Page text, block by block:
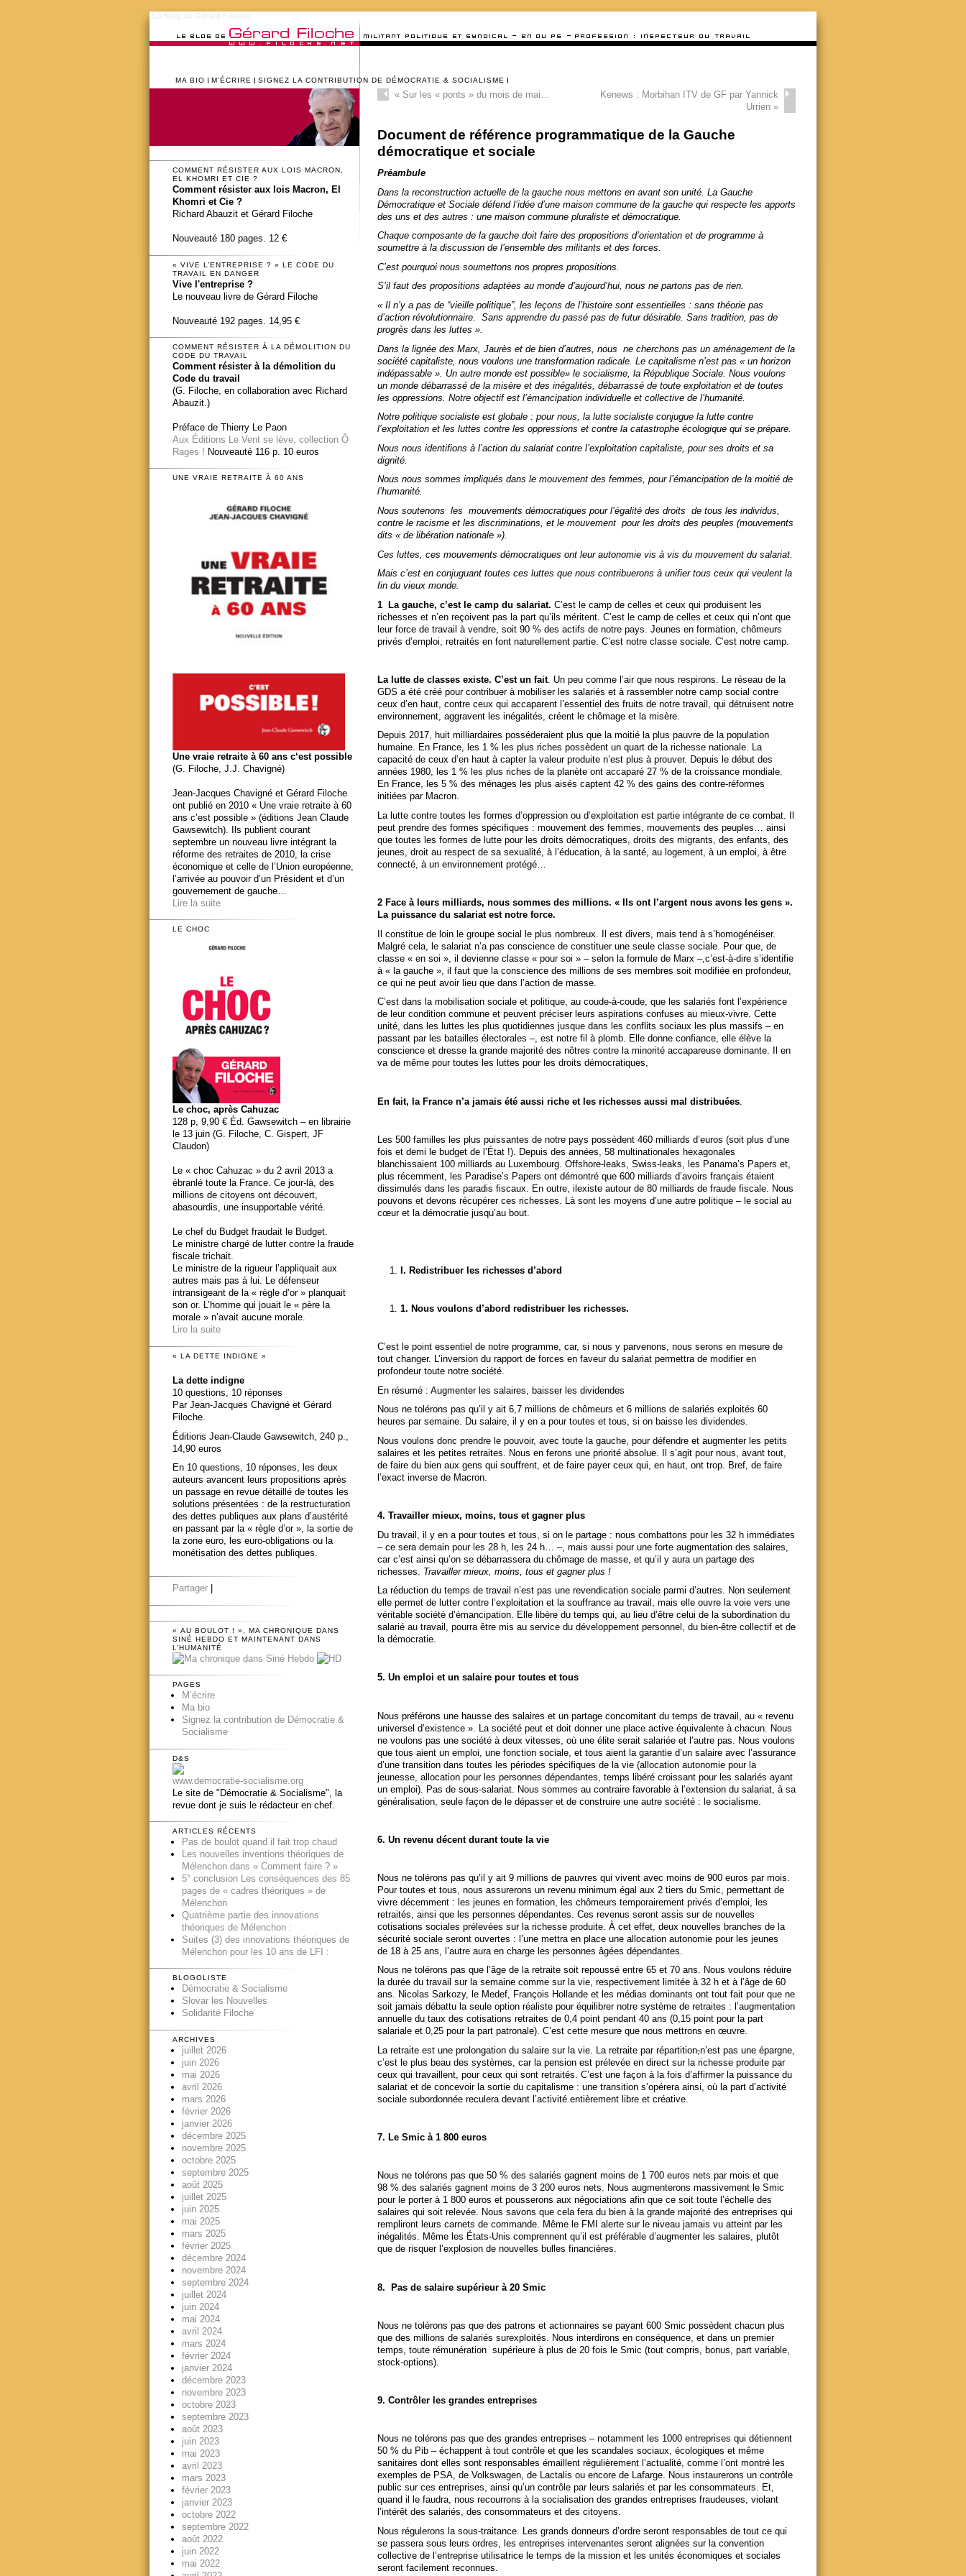
MA BIO M’ÉCRIRE SIGNEZ LA CONTRIBUTION DE DÉMOCRATIE & SOCIALISME
«Sur les « ponts » du mois de mai…
Kenews : Morbihan ITV de GF par Yannick
Urrien»
Document de référence programmatique de la Gauche
démocratique et sociale
Préambule
Dans la reconstruction actuelle de la gauche nous mettons en avant son unité. La Gauche
Démocratique et Sociale défend l’idée d’une maison commune de la gauche qui respecte les apports
des uns et des autres : une maison commune pluraliste et démocratique.
Chaque composante de la gauche doit faire des propositions d’orientation et de programme à
soumettre à la discussion de l’ensemble des militants et des forces.
C’est pourquoi nous soumettons nos propres propositions.
S’il faut des propositions adaptées au monde d’aujourd’hui, nous ne partons pas de rien.
« Il n’y a pas de “vieille politique”, les leçons de l’histoire sont essentielles : sans théorie pas
d’action révolutionnaire. Sans apprendre du passé pas de futur désirable. Sans tradition, pas de
progrès dans les luttes ».
Dans la lignée des Marx, Jaurès et de bien d’autres, nous ne cherchons pas un aménagement de la
société capitaliste, nous voulons une transformation radicale. Le capitalisme n’est pas « un horizon
indépassable ». Un autre monde est possible» le socialisme, la République Sociale. Nous voulons
un monde débarrassé de la misère et des inégalités, débarrassé de toute exploitation et de toutes
les oppressions. Notre objectif est l’émancipation individuelle et collective de l’humanité.
Notre politique socialiste est globale : pour nous, la lutte socialiste conjugue la lutte contre
l’exploitation et les luttes contre les oppressions et contre la catastrophe écologique qui se prépare.
Nous nous identifions à l’action du salariat contre l’exploitation capitaliste, pour ses droits et sa
dignité.
Nous nous sommes impliqués dans le mouvement des femmes, pour l’émancipation de la moitié de
l’humanité.
Nous soutenons les mouvements démocratiques pour l’égalité des droits de tous les individus,
contre le racisme et les discriminations, et le mouvement pour les droits des peuples (mouvements
dits « de libération nationale »).
Ces luttes, ces mouvements démocratiques ont leur autonomie vis à vis du mouvement du salariat.
Mais c’est en conjuguant toutes ces luttes que nous contribuerons à unifier tous ceux qui veulent la
fin du vieux monde.
1 La gauche, c’est le camp du salariat. C’est le camp de celles et ceux qui produisent les
richesses et n’en reçoivent pas la part qu’ils méritent. C’est le camp de celles et ceux qui n’ont que
leur force de travail à vendre, soit 90 % des actifs de notre pays. Jeunes en formation, chômeurs
privés d’emploi, retraités en font naturellement partie. C’est notre classe sociale. C’est notre camp.
La lutte de classes existe. C’est un fait. Un peu comme l’air que nous respirons. Le réseau de la
GDS a été créé pour contribuer à mobiliser les salariés et à rassembler notre camp social contre
ceux d’en haut, contre ceux qui accaparent l’essentiel des fruits de notre travail, qui détruisent notre
environnement, aggravent les inégalités, créent le chômage et la misère.
Depuis 2017, huit milliardaires posséderaient plus que la moitié la plus pauvre de la population
humaine. En France, les 1 % les plus riches possèdent un quart de la richesse nationale. La
capacité de ceux d’en haut à capter la valeur produite n’est plus à prouver. Depuis le début des
années 1980, les 1 % les plus riches de la planète ont accaparé 27 % de la croissance mondiale.
En France, les 5 % des ménages les plus aisés captent 42 % des gains des contre-réformes
initiées par Macron.
La lutte contre toutes les formes d’oppression ou d’exploitation est partie intégrante de ce combat. Il
peut prendre des formes spécifiques : mouvement des femmes, mouvements des peuples… ainsi
que toutes les formes de lutte pour les droits démocratiques, droits des migrants, des enfants, des
jeunes, droit au respect de sa sexualité, à l’éducation, à la santé, au logement, à un emploi, à être
connecté, à un environnement protégé…
2 Face à leurs milliards, nous sommes des millions. « Ils ont l’argent nous avons les gens ».
La puissance du salariat est notre force.
Il constitue de loin le groupe social le plus nombreux. Il est divers, mais tend à s’homogénéiser.
Malgré cela, le salariat n’a pas conscience de constituer une seule classe sociale. Pour que, de
classe « en soi », il devienne classe « pour soi » – selon la formule de Marx –,c’est-à-dire s’identifie
à « la gauche », il faut que la conscience des millions de ses membres soit modifiée en profondeur,
ce qui ne peut avoir lieu que dans l’action de masse.
C’est dans la mobilisation sociale et politique, au coude-à-coude, que les salariés font l’expérience
de leur condition commune et peuvent préciser leurs aspirations confuses au mieux-vivre. Cette
unité, dans les luttes les plus quotidiennes jusque dans les conflits sociaux les plus massifs – en
passant par les batailles électorales –, est notre fil à plomb. Elle donne confiance, elle élève la
conscience et dresse la grande majorité des nôtres contre la minorité accapareuse dominante. Il en
va de même pour toutes les luttes pour les droits démocratiques,
En fait, la France n’a jamais été aussi riche et les richesses aussi mal distribuées.
Les 500 familles les plus puissantes de notre pays possèdent 460 milliards d’euros (soit plus d’une
fois et demi le budget de l’État !). Depuis des années, 58 multinationales hexagonales
blanchissaient 100 milliards au Luxembourg. Offshore-leaks, Swiss-leaks, les Panama’s Papers et,
plus récemment, les Paradise’s Papers ont démontré que 600 milliards d’avoirs français étaient
dissimulés dans les paradis fiscaux. En outre, ilexiste autour de 80 milliards de fraude fiscale. Nous
pouvons et devons récupérer ces richesses. Là sont les moyens d’une autre politique – le social au
cœur et la démocratie jusqu’au bout.
I. Redistribuer les richesses d’abord
1. Nous voulons d’abord redistribuer les richesses.
C’est le point essentiel de notre programme, car, si nous y parvenons, nous serons en mesure de
tout changer. L’inversion du rapport de forces en faveur du salariat permettra de modifier en
profondeur toute notre société.
En résumé : Augmenter les salaires, baisser les dividendes
Nous ne tolérons pas qu’il y ait 6,7 millions de chômeurs et 6 millions de salariés exploités 60
heures par semaine. Du salaire, il y en a pour toutes et tous, si on baisse les dividendes.
Nous voulons donc prendre le pouvoir, avec toute la gauche, pour défendre et augmenter les petits
salaires et les petites retraites. Nous en ferons une priorité absolue. Il s’agit pour nous, avant tout,
de faire du bien aux gens qui souffrent, et de faire payer ceux qui, en haut, ont trop. Bref, de faire
l’exact inverse de Macron.
4. Travailler mieux, moins, tous et gagner plus
Du travail, il y en a pour toutes et tous, si on le partage : nous combattons pour les 32 h immédiates
– ce sera demain pour les 28 h, les 24 h… –, mais aussi pour une forte augmentation des salaires,
car c’est ainsi qu’on se débarrassera du chômage de masse, et qu’il y aura un partage des
richesses. Travailler mieux, moins, tous et gagner plus !
La réduction du temps de travail n’est pas une revendication sociale parmi d’autres. Non seulement
elle permet de lutter contre l’exploitation et la souffrance au travail, mais elle ouvre la voie vers une
véritable société d’émancipation. Elle libère du temps qui, au lieu d’être celui de la subordination du
salarié au travail, pourra être mis au service du développement personnel, du bien-être collectif et de
la démocratie.
5. Un emploi et un salaire pour toutes et tous
Nous préférons une hausse des salaires et un partage concomitant du temps de travail, au « revenu
universel d’existence ». La société peut et doit donner une place active équivalente à chacun. Nous
ne voulons pas une société à deux vitesses, où une élite serait salariée et l’autre pas. Nous voulons
que tous aient un emploi, une fonction sociale, et tous aient la garantie d’un salaire avec l’assurance
d’une transition dans toutes les périodes spécifiques de la vie (allocation autonomie pour la
jeunesse, allocation pour les personnes dépendantes, temps libéré croissant pour les salariés ayant
un emploi). Pas de sous-salariat. Nous sommes au contraire favorable à l’extension du salariat, à sa
généralisation, seule façon de le dépasser et de construire une autre société : le socialisme.
6. Un revenu décent durant toute la vie
Nous ne tolérons pas qu’il y ait 9 millions de pauvres qui vivent avec moins de 900 euros par mois.
Pour toutes et tous, nous assurerons un revenu minimum égal aux 2 tiers du Smic, permettant de
vivre décemment : les jeunes en formation, les chômeurs temporairement privés d’emploi, les
retraités, ainsi que les personnes dépendantes. Ces revenus seront assis sur de nouvelles
cotisations sociales prélevées sur la richesse produite. À cet effet, deux nouvelles branches de la
sécurité sociale seront ouvertes : l’une mettra en place une allocation autonomie pour les jeunes
de 18 à 25 ans, l’autre aura en charge les personnes âgées dépendantes.
Nous ne tolérons pas que l’âge de la retraite soit repoussé entre 65 et 70 ans. Nous voulons réduire
la durée du travail sur la semaine comme sur la vie, respectivement limitée à 32 h et à l’âge de 60
ans. Nicolas Sarkozy, le Medef, François Hollande et les médias dominants ont tout fait pour que ne
soit jamais débattu la seule option réaliste pour équilibrer notre système de retraites : l’augmentation
annuelle du taux des cotisations retraites de 0,4 point pendant 40 ans (0,15 point pour la part
salariale et 0,25 pour la part patronale). C’est cette mesure que nous mettrons en œuvre.
La retraite est une prolongation du salaire sur la vie. La retraite par répartition,n’est pas une épargne,
c’est le plus beau des systèmes, car la pension est prélevée en direct sur la richesse produite par
ceux qui travaillent, pour ceux qui sont retraités. C’est une façon à la fois d’affirmer la puissance du
salariat et de concevoir la sortie du capitalisme : une transition s’opérera ainsi, où la part d’activité
sociale subordonnée reculera devant l’activité entièrement libre et créative.
7. Le Smic à 1 800 euros
Nous ne tolérons pas que 50 % des salariés gagnent moins de 1 700 euros nets par mois et que
98 % des salariés gagnent moins de 3 200 euros nets. Nous augmenterons massivement le Smic
pour le porter à 1 800 euros et pousserons aux négociations afin que ce soit toute l’échelle des
salaires qui soit relevée. Nous savons que cela fera du bien à la grande majorité des entreprises qui
rempliront leurs carnets de commande. Même le FMI alerte sur le niveau jamais vu atteint par les
inégalités. Même les États-Unis comprennent qu’il est préférable d’augmenter les salaires, plutôt
que de risquer l’explosion de nouvelles bulles financières.
8. Pas de salaire supérieur à 20 Smic
Nous ne tolérons pas que des patrons et actionnaires se payant 600 Smic possèdent chacun plus
que des millions de salariés surexploités. Nous interdirons en conséquence, et dans un premier
temps, toute rémunération supérieure à plus de 20 fois le Smic (tout compris, bonus, part variable,
stock-options).
9. Contrôler les grandes entreprises
Nous ne tolérons pas que des grandes entreprises – notamment les 1000 entreprises qui détiennent
50 % du Pib – échappent à tout contrôle et que les scandales sociaux, écologiques et même
sanitaires dont elles sont responsables émaillent régulièrement l’actualité, comme l’ont montré les
exemples de PSA, de Volkswagen, de Lactalis ou encore de Lafarge. Nous instaurerons un contrôle
public sur ces entreprises, ainsi qu’un contrôle par leurs salariés et par les consommateurs. Et,
quand il le faudra, nous recourrons à la socialisation des grandes entreprises fraudeuses, violant
l’intérêt des salariés, des consommateurs et des citoyens.
Nous régulerons la sous-traitance. Les grands donneurs d’ordre seront responsables de tout ce qui
se passera sous leurs ordres, les entreprises intervenantes seront alignées sur la convention
collective de l’entreprise utilisatrice le temps de la mission et les unités économiques et sociales
seront facilement reconnues.
COMMENT RÉSISTER AUX LOIS MACRON,
EL KHOMRI ET CIE ?
Comment résister aux lois Macron, El
Khomri et Cie ?
Richard Abauzit et Gérard Filoche
Nouveauté 180 pages. 12 €
« VIVE L’ENTREPRISE ? » LE CODE DU
TRAVAIL EN DANGER
Vive l'entreprise ?
Le nouveau livre de Gérard Filoche
Nouveauté 192 pages. 14,95 €
COMMENT RÉSISTER À LA DÉMOLITION DU
CODE DU TRAVAIL
Comment résister à la démolition du
Code du travail
(G. Filoche, en collaboration avec Richard
Abauzit.)
Préface de Thierry Le Paon
Aux Éditions Le Vent se lève, collection Ô
Rages ! Nouveauté 116 p. 10 euros
UNE VRAIE RETRAITE À 60 ANS
Une vraie retraite à 60 ans c‘est possible
(G. Filoche, J.J. Chavigné)
Jean-Jacques Chavigné et Gérard Filoche
ont publié en 2010 « Une vraie retraite à 60
ans c’est possible » (éditions Jean Claude
Gawsewitch). Ils publient courant
septembre un nouveau livre intégrant la
réforme des retraites de 2010, la crise
économique et celle de l’Union européenne,
l’arrivée au pouvoir d’un Président et d’un
gouvernement de gauche…
Lire la suite
LE CHOC
Le choc, après Cahuzac
128 p, 9,90 € Éd. Gawsewitch – en librairie
le 13 juin (G. Filoche, C. Gispert, JF
Claudon)
Le « choc Cahuzac » du 2 avril 2013 a
ébranlé toute la France. Ce jour-là, des
millions de citoyens ont découvert,
abasourdis, une insupportable vérité.
Le chef du Budget fraudait le Budget.
Le ministre chargé de lutter contre la fraude
fiscale trichait.
Le ministre de la rigueur l’appliquait aux
autres mais pas à lui. Le défenseur
intransigeant de la « règle d’or » planquait
son or. L’homme qui jouait le « père la
morale » n’avait aucune morale.
Lire la suite
« LA DETTE INDIGNE »
La dette indigne
10 questions, 10 réponses
Par Jean-Jacques Chavigné et Gérard
Filoche.
Éditions Jean-Claude Gawsewitch, 240 p.,
14,90 euros
En 10 questions, 10 réponses, les deux
auteurs avancent leurs propositions après
un passage en revue détaillé de toutes les
solutions présentées : de la restructuration
des dettes publiques aux plans d’austérité
en passant par la « règle d’or », la sortie de
la zone euro, les euro-obligations ou la
monétisation des dettes publiques.
Partager
« AU BOULOT ! », MA CHRONIQUE DANS
SINÉ HEBDO ET MAINTENANT DANS
L’HUMANITÉ
PAGES
M’écrire
Ma bio
Signez la contribution de Démocratie &
Socialisme
D&S
www.democratie-socialisme.org
Le site de "Démocratie & Socialisme", la
revue dont je suis le rédacteur en chef.
ARTICLES RÉCENTS
Pas de boulot quand il fait trop chaud
Les nouvelles inventions théoriques de
Mélenchon dans « Comment faire ? »
5° conclusion Les conséquences des 85
pages de « cadres théoriques » de
Mélenchon
Quatrième partie des innovations
théoriques de Mélenchon :
Suites (3) des innovations théoriques de
Mélenchon pour les 10 ans de LFI :
BLOGOLISTE
Démocratie & Socialisme
Slovar les Nouvelles
Solidarité Filoche
ARCHIVES
juillet 2026
juin 2026
mai 2026
avril 2026
mars 2026
février 2026
janvier 2026
décembre 2025
novembre 2025
octobre 2025
septembre 2025
août 2025
juillet 2025
juin 2025
mai 2025
mars 2025
février 2025
décembre 2024
novembre 2024
septembre 2024
juillet 2024
juin 2024
mai 2024
avril 2024
mars 2024
février 2024
janvier 2024
décembre 2023
novembre 2023
octobre 2023
septembre 2023
août 2023
juin 2023
mai 2023
avril 2023
mars 2023
février 2023
janvier 2023
octobre 2022
septembre 2022
août 2022
juin 2022
mai 2022